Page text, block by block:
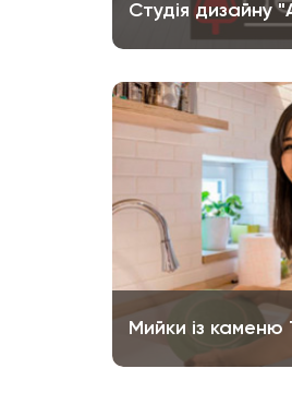
Студія дизайну
Мийки із